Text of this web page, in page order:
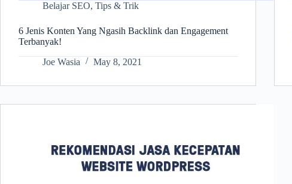
Belajar SEO, Tips & Trik
6 Jenis Konten Yang Ngasih Backlink dan Engagement
Terbanyak!
Joe Wasia
May 8, 2021